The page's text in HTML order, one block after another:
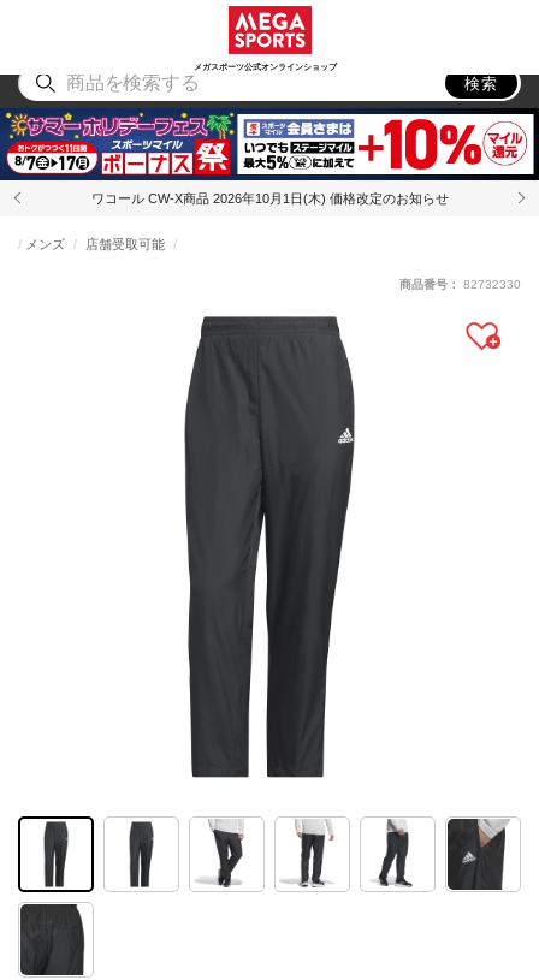
メガスポーツ公式オンラインショップ
アウトドア
検索
ワコール CW-X商品 2026年10月1日(木) 価格改定のお知らせ
メンズ 店舗受取可能
商品番号： 82732330